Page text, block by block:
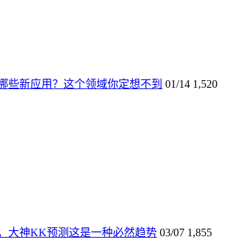
些新应用？这个领域你定想不到 01/14 1,520
大神KK预测这是一种必然趋势 03/07 1,855